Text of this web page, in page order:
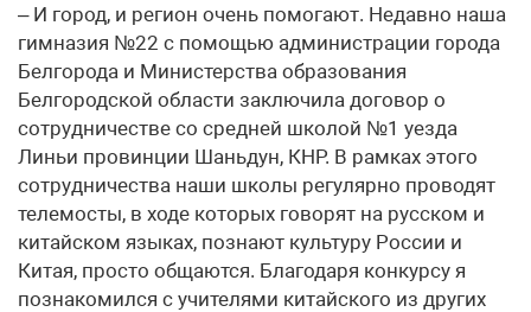
– И город, и регион очень помогают. Недавно наша
гимназия №22 с помощью администрации города
Белгорода и Министерства образования
Белгородской области заключила договор о
сотрудничестве со средней школой №1 уезда
Линьи провинции Шаньдун, КНР. В рамках этого
сотрудничества наши школы регулярно проводят
телемосты, в ходе которых говорят на русском и
китайском языках, познают культуру России и
Китая, просто общаются. Благодаря конкурсу я
познакомился с учителями китайского из других